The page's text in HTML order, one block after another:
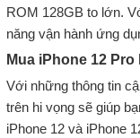
ROM 128GB to lớn.
năng vận hành ứng
Mua iPhone 12
Với những thông tin
trên hi vọng sẽ giúp
iPhone 12 và iPhone